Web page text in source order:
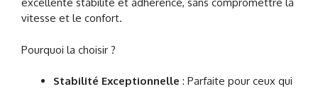
vitesse et le confort.
Pourquoi la choisir ?
Stabilité Exceptionnelle : Parfaite pour ceux qui